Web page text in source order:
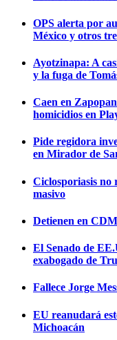
OPS alerta por
México y otros
Ayotzinapa: A
y la fuga de
Caen en
homicidios en
Pide regidora
en Mirador de
Ciclosporiasis no
masivo
Detienen en
El Senado de
exabogado de
Fallece Jorge
EU reanudará
Michoacán